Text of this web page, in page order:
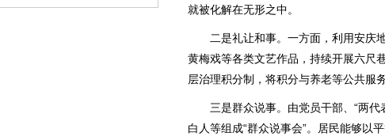
就被化解在无形之中。
二是礼让和事。一方面，利用安庆地
黄梅戏等各类文艺作品，持续开展六尺
层治理积分制，将积分与养老等公共服
三是群众说事。由党员干部、“两代
白人等组成“群众说事会”。居民能够以